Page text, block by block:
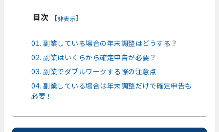
目次 [非表示]
01. 副業している場合の年末調整はどうする？
02. 副業はいくらから確定申告が必要？
03. 副業でダブルワークする際の注意点
04. 副業している場合は年末調整だけで確定申告も
必要！